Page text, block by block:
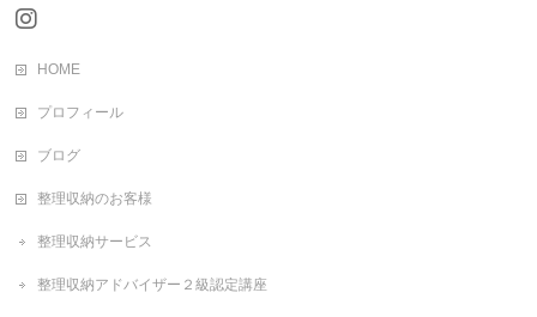
HOME
プロフィール
ブログ
整理収納のお客様
整理収納サービス
整理収納アドバイザー２級認定講座